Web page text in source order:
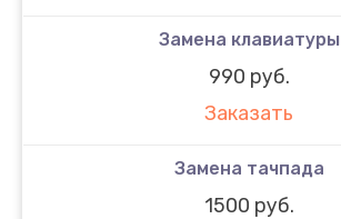
Замена клавиатуры
990 руб.
Заказать
Замена тачпада
1500 руб.